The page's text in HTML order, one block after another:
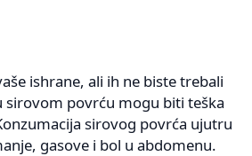
ishrane, ali ih ne biste trebali
sirovom povrću mogu biti teška
sirovog povrća ujutru
gasove i bol u abdomenu.